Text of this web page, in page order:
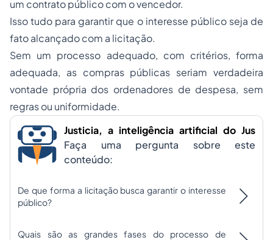
um contrato público com o vencedor.
Isso tudo para garantir que o interesse público seja de
fato alcançado com a licitação.
Sem um processo adequado, com critérios, forma
adequada, as compras públicas seriam verdadeira
vontade própria dos ordenadores de despesa, sem
regras ou uniformidade.
Justicia, a inteligência artificial do Jus
Faça uma pergunta sobre este
conteúdo:
De que forma a licitação busca garantir o interesse
público?
Quais são as grandes fases do processo de